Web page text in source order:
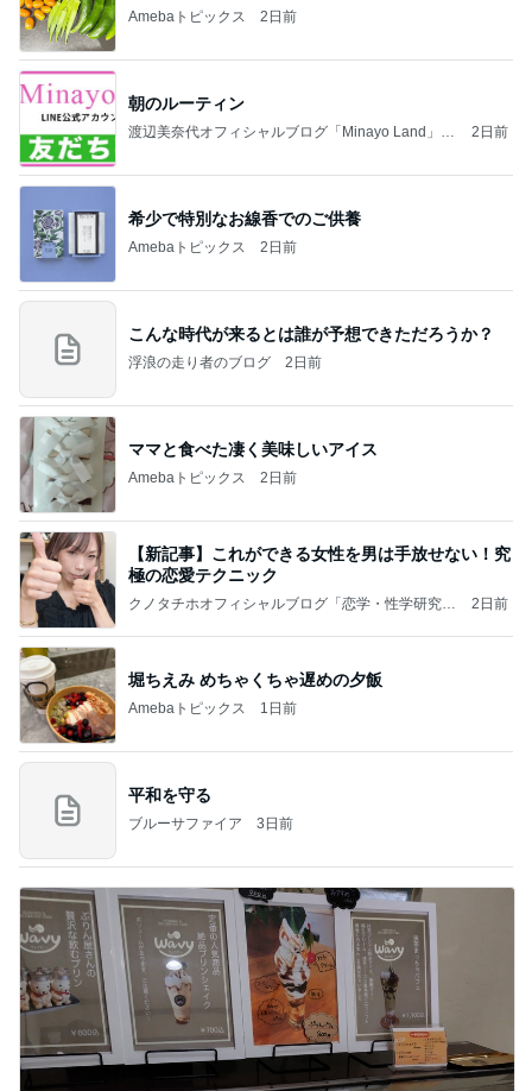
Amebaトピックス 2日前
朝のルーティン
渡辺美奈代オフィシャルブログ「Minayo Land」P
2日前
希少で特別なお線香でのご供養
Amebaトピックス 2日前
こんな時代が来るとは誰が予想できただろうか？
浮浪の走り者のブログ 2日前
ママと食べた凄く美味しいアイス
Amebaトピックス 2日前
【新記事】これができる女性を男は手放せない！究
極の恋愛テクニック
クノタチホオフィシャルブログ「恋学・性学研究
2日前
堀ちえみ めちゃくちゃ遅めの夕飯
Amebaトピックス 1日前
平和を守る
ブルーサファイア 3日前